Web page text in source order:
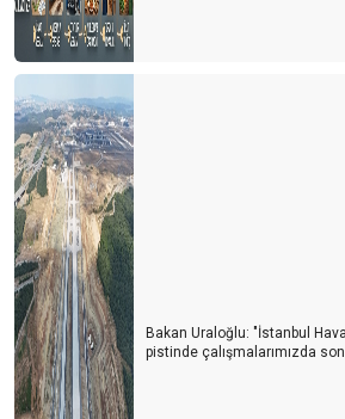
FRANSA 100 MİLYON TURİSTLE REKOR
ALMANYA BOŞ YATAKLARI FUTBOLLA
İSPANYA BU SEZONU ZOR BİTİRİR
SEÇİMLERİN TURİZME YANSIMASI
BAYRAMDA YUNAN ADALARI MI? EGE &
Mİ?
ALMAN SEYAHAT ACENTALARI BİRLİĞİ
Runtalya maratonu sadece bir koşu değil
1618 sayılı Seyahat Acentaları
bir taleptir
Bakan Uraloğlu: "İstanbul
pistinde çalışmalarımızda